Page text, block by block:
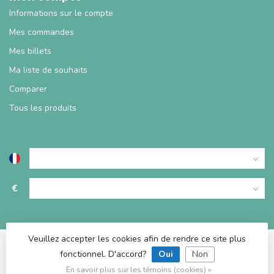
Informations sur le compte
Mes commandes
Mes billets
Ma liste de souhaits
Comparer
Tous les produits
€
© Copyright 2026 TablesDeJeux
Veuillez accepter les cookies afin de rendre ce site plus
fonctionnel. D'accord?
Oui Non
En savoir plus sur les témoins (cookies) »